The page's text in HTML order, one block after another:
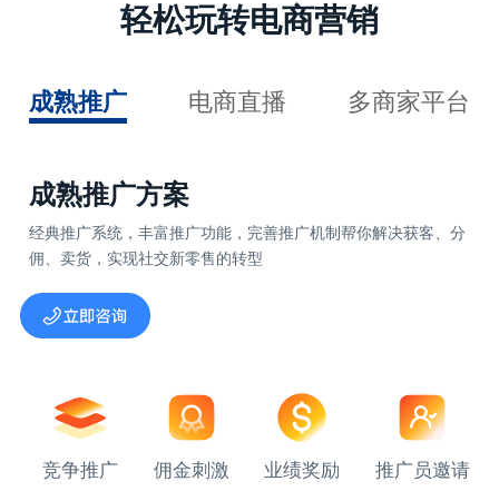
轻松玩转电商营销
成熟推广 电商直播 多商家平台
成熟推广方案
经典推广系统，丰富推广功能，完善推广机制帮你解决获客、分
佣、卖货，实现社交新零售的转型
竞争推广 佣金刺激 业绩奖励 推广员邀请